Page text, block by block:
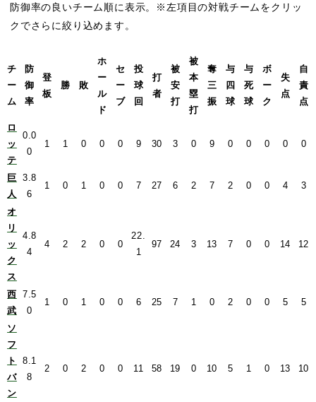
防御率の良いチーム順に表示。※左項目の対戦チームをクリッ
クでさらに絞り込めます。
チ
ー
ム
防
御
率
登
板
勝 敗
ホ
ー
ル
ド
セ
ー
ブ
投
球
回
打
者
被
安
打
被
本
塁
打
奪
三
振
与
四
球
与
死
球
ボ
ー
ク
失
点
自
責
点
ロ
ッ
テ
0.0
0
1 1 0 0 0 9 30 3 0 9 0 0 0 0 0
巨
人
3.8
6
1 0 1 0 0 7 27 6 2 7 2 0 0 4 3
オ
リ
ッ
ク
ス
4.8
4
4 2 2 0 0
22.
1
97 24 3 13 7 0 0 14 12
西
武
7.5
0
1 0 1 0 0 6 25 7 1 0 2 0 0 5 5
ソ
フ
ト
バ
ン
8.1
8
2 0 2 0 0 11 58 19 0 10 5 1 0 13 10